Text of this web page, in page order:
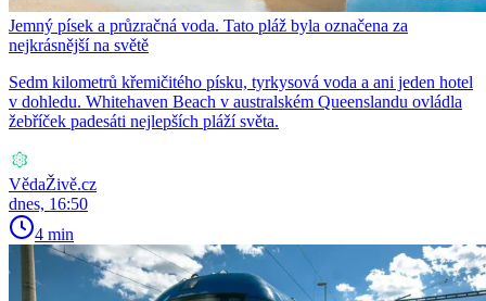
Jemný písek a průzračná voda. Tato pláž byla označena za
nejkrásnější na světě
Sedm kilometrů křemičitého písku, tyrkysová voda a ani jeden hotel
v dohledu. Whitehaven Beach v australském Queenslandu ovládla
žebříček padesáti nejlepších pláží světa.
VědaŽivě.cz
dnes, 16:50
4 min